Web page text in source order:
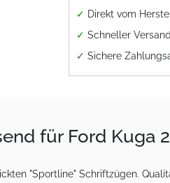
✓ Direkt vom
✓ Schneller Versand
✓ Sichere
für Ford Kuga
"Sportline" Schriftzügen.